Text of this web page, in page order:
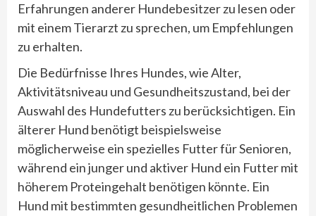
Erfahrungen anderer Hundebesitzer zu lesen oder
mit einem Tierarzt zu sprechen, um Empfehlungen
zu erhalten.
Die Bedürfnisse Ihres Hundes, wie Alter,
Aktivitätsniveau und Gesundheitszustand, bei der
Auswahl des Hundefutters zu berücksichtigen. Ein
älterer Hund benötigt beispielsweise
möglicherweise ein spezielles Futter für Senioren,
während ein junger und aktiver Hund ein Futter mit
höherem Proteingehalt benötigen könnte. Ein
Hund mit bestimmten gesundheitlichen Problemen